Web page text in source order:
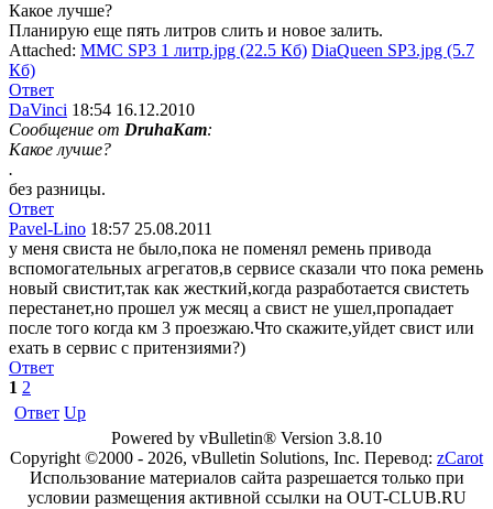
Какое лучше?
Планирую еще пять литров слить и новое залить.
Attached: ММС SP3 1 литр.jpg (22.5 Кб) DiaQueen SP3.jpg (5.7
Кб)
Ответ
DaVinci 18:54 16.12.2010
Сообщение от DruhaKam:
Какое лучше?
.
без разницы.
Ответ
Pavel-Lino 18:57 25.08.2011
у меня свиста не было,пока не поменял ремень привода
вспомогательных агрегатов,в сервисе сказали что пока ремень
новый свистит,так как жесткий,когда разработается свистеть
перестанет,но прошел уж месяц а свист не ушел,пропадает
после того когда км 3 проезжаю.Что скажите,уйдет свист или
ехать в сервис с притензиями?)
Ответ
1 2
Ответ Up
Powered by vBulletin® Version 3.8.10
Copyright ©2000 - 2026, vBulletin Solutions, Inc. Перевод: zCarot
Использование материалов сайта разрешается только при
условии размещения активной ссылки на OUT-CLUB.RU